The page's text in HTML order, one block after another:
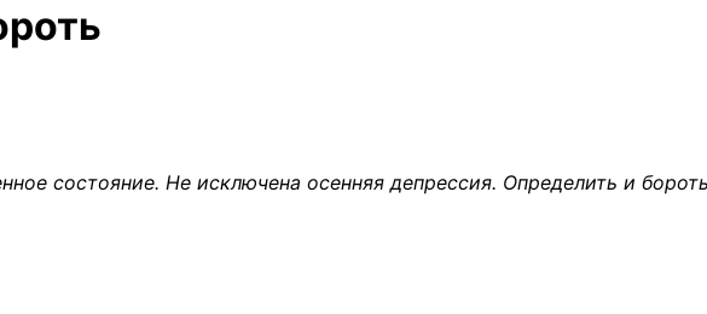
состояние. Не исключена осенняя депрессия. Определить и